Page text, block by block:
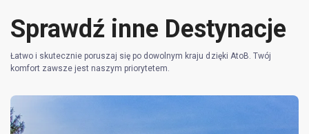
Sprawdź inne Destynacje
Łatwo i skutecznie poruszaj się po dowolnym kraju dzięki AtoB. Twój
komfort zawsze jest naszym priorytetem.